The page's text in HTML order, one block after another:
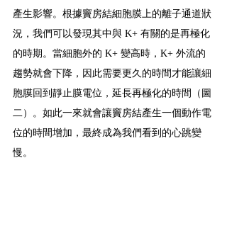
產生影響。根據竇房結細胞膜上的離子通道狀
況，我們可以發現其中與 K+ 有關的是再極化
的時期。當細胞外的 K+ 變高時，K+ 外流的
趨勢就會下降，因此需要更久的時間才能讓細
胞膜回到靜止膜電位，延長再極化的時間（圖
二）。如此一來就會讓竇房結產生一個動作電
位的時間增加，最終成為我們看到的心跳變
慢。